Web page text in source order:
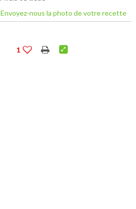
Envoyez-nous la photo de votre recette
1